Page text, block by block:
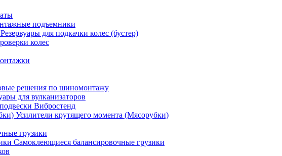
подъемники
Резервуары для подкачки колес (бустер)
колес
решения по шиномонтажу
для вулканизаторов
Вибростенд
Усилители крутящего момента (Мясорубки)
грузики
Самоклеющиеся балансировочные грузики